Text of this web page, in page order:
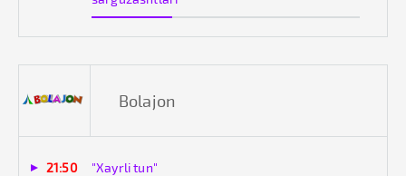
Bolajon
21:50 "Xayrli tun"